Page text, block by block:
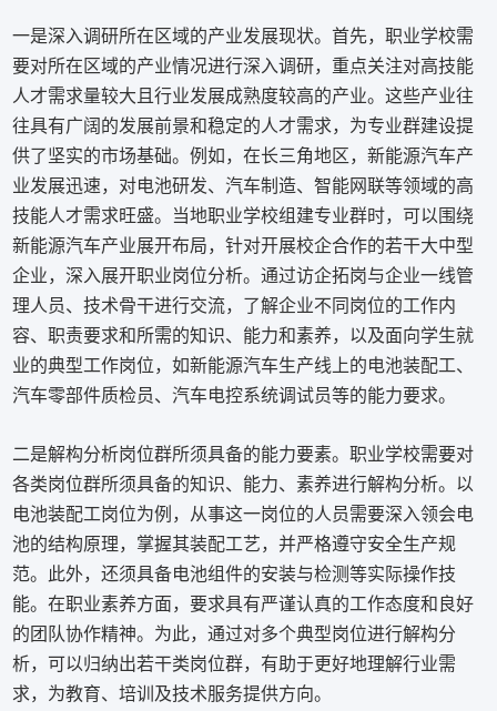
一是深入调研所在区域的产业发展现状。首先，职业学校需
要对所在区域的产业情况进行深入调研，重点关注对高技能
人才需求量较大且行业发展成熟度较高的产业。这些产业往
往具有广阔的发展前景和稳定的人才需求，为专业群建设提
供了坚实的市场基础。例如，在长三角地区，新能源汽车产
业发展迅速，对电池研发、汽车制造、智能网联等领域的高
技能人才需求旺盛。当地职业学校组建专业群时，可以围绕
新能源汽车产业展开布局，针对开展校企合作的若干大中型
企业，深入展开职业岗位分析。通过访企拓岗与企业一线管
理人员、技术骨干进行交流，了解企业不同岗位的工作内
容、职责要求和所需的知识、能力和素养，以及面向学生就
业的典型工作岗位，如新能源汽车生产线上的电池装配工、
汽车零部件质检员、汽车电控系统调试员等的能力要求。
二是解构分析岗位群所须具备的能力要素。职业学校需要对
各类岗位群所须具备的知识、能力、素养进行解构分析。以
电池装配工岗位为例，从事这一岗位的人员需要深入领会电
池的结构原理，掌握其装配工艺，并严格遵守安全生产规
范。此外，还须具备电池组件的安装与检测等实际操作技
能。在职业素养方面，要求具有严谨认真的工作态度和良好
的团队协作精神。为此，通过对多个典型岗位进行解构分
析，可以归纳出若干类岗位群，有助于更好地理解行业需
求，为教育、培训及技术服务提供方向。